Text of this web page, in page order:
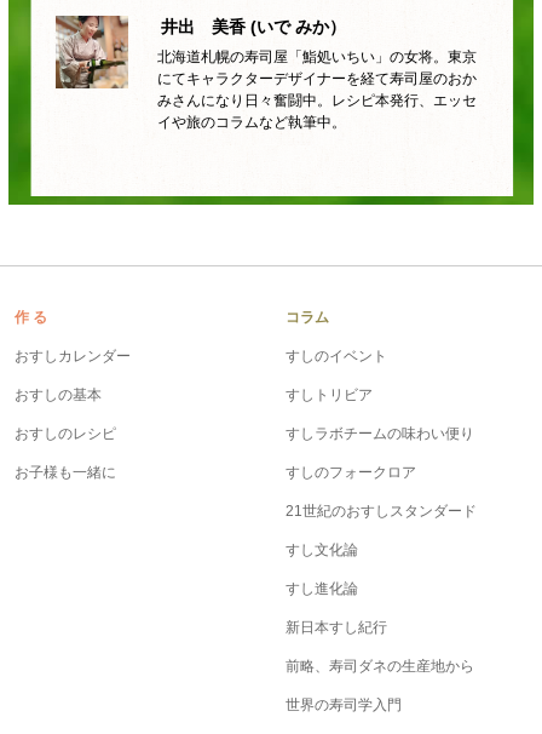
井出 美香 (いで みか）
北海道札幌の寿司屋「鮨処いちい」の女将。東京
にてキャラクターデザイナーを経て寿司屋のおか
みさんになり日々奮闘中。レシピ本発行、エッセ
イや旅のコラムなど執筆中。
作 る
おすしカレンダー
おすしの基本
おすしのレシピ
お子様も一緒に
コラム
すしのイベント
すしトリビア
すしラボチームの味わい便り
すしのフォークロア
21世紀のおすしスタンダード
すし文化論
すし進化論
新日本すし紀行
前略、寿司ダネの生産地から
世界の寿司学入門